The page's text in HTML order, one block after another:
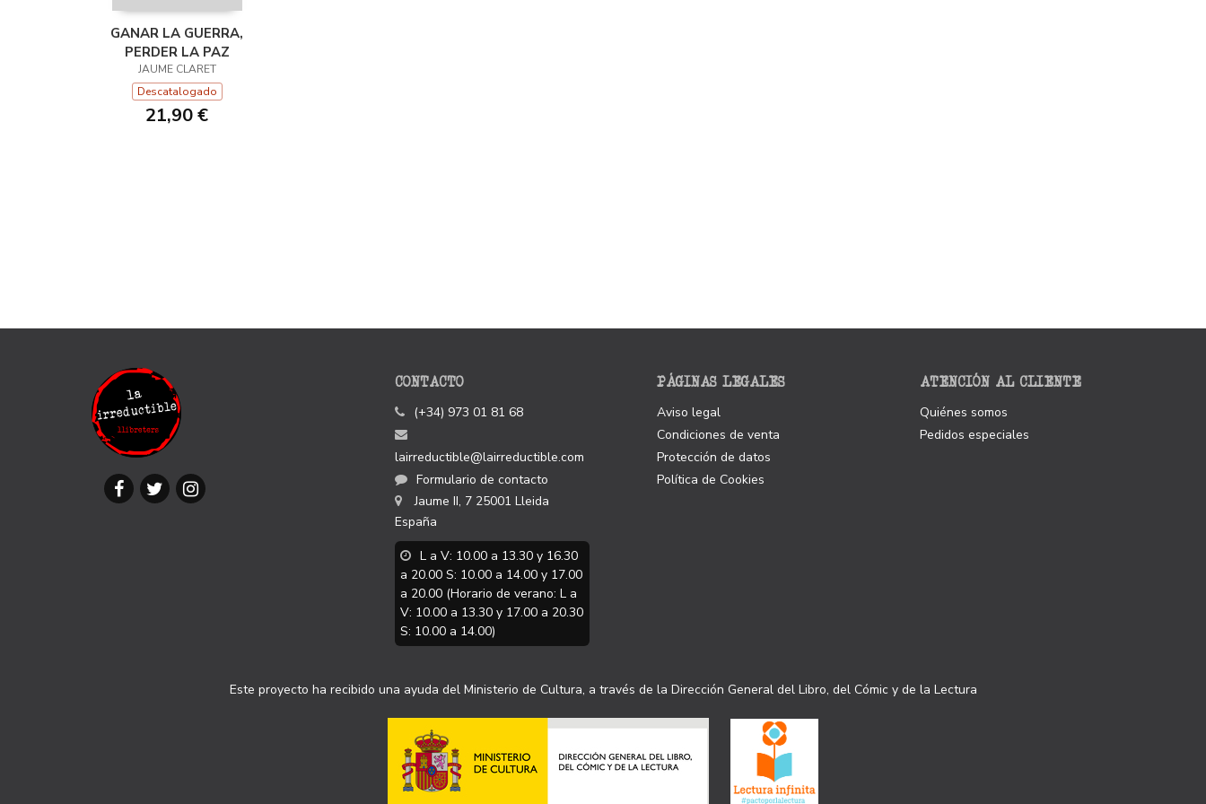
GANAR LA GUERRA,
PERDER LA PAZ
JAUME CLARET
Descatalogado
21,90 €
CONTACTO
(+34) 973 01 81 68
lairreductible@lairreductible.com
Formulario de contacto
Jaume II, 7 25001 Lleida
España
L a V: 10.00 a 13.30 y 16.30
a 20.00 S: 10.00 a 14.00 y 17.00
a 20.00 (Horario de verano: L a
V: 10.00 a 13.30 y 17.00 a 20.30
S: 10.00 a 14.00)
PÁGINAS LEGALES
Aviso legal
Condiciones de venta
Protección de datos
Política de Cookies
ATENCIÓN AL CLIENTE
Quiénes somos
Pedidos especiales
Este proyecto ha recibido una ayuda del Ministerio de Cultura, a través de la Dirección General del Libro, del Cómic y de la Lectura